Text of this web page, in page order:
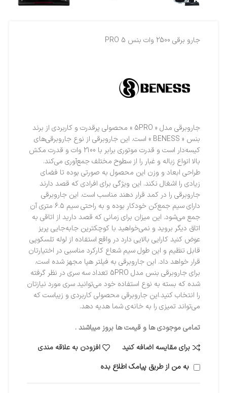
جارو برقي 2500 وات بنس 5 PRO
جاروبرقی مدل « 5PRO » محصولی پرقدرت و کاربردی از برند
بنس « BENESS » است. این جاروبرقی از نوع جاروبرقی‌های
کیسه‌دار است و قدرت موتوری برابر با 2100 وات و قدرت مکش
بالا انواع زباله و غبار را از سطوح مختلف جمع‌آوری می‌کند.
طراحی ابعاد و وزن این محصول به صورتی بوده تا فضای
زیادی را اشغال نکند. این ویژگی برای افرادی که قصد دارند
جاروبرقی را در کمد قرار دهند مناسب است. این جاروبرقی
دارای سیم جمع‌کن خودکار بوده و به راحتی سیم ۶.۵ متری آن
جمع‌ می‌شود. این میزان برای زمانی که قصد دارید از اتاقی به
اتاق دیگر بروید و نمی‌خواهید با کوچکترین جابه‌جایی پریز
عوض کنید کارایی بالایی دارد در واقع استفاده از لوله تلسکوپی
قابل تنظیم و این طول سیم شعاع کارکرد مناسبی در اختیارتان
قرار خواهد داد. این جاروبرقی به فیلتر هپا مجهز شده است.
برای جاروبرقی بنس مدل 5PRO تعداد سه سری در نظر گرفته
شده که بسته به نوع استفاده خود می‌توانید سری مورد نیازتان
را انتخاب کنید.این جاروبرقی محصولی کاربردی و زیباست که
می‌تواند تمیزی را به خانه‌ی شما هدیه دهد.
تمامی موجودی ها و قیمت ها بروز میباشند .
برای مقایسه اضافه کنید
افزودن به علاقه مندی
به من از طریق پیامک اطلاع بده